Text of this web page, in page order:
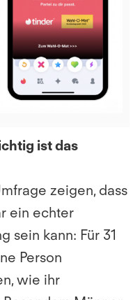
File
ist das
zeigen, dass
ein echter
sein kann: Für 31
Person
wie ihr